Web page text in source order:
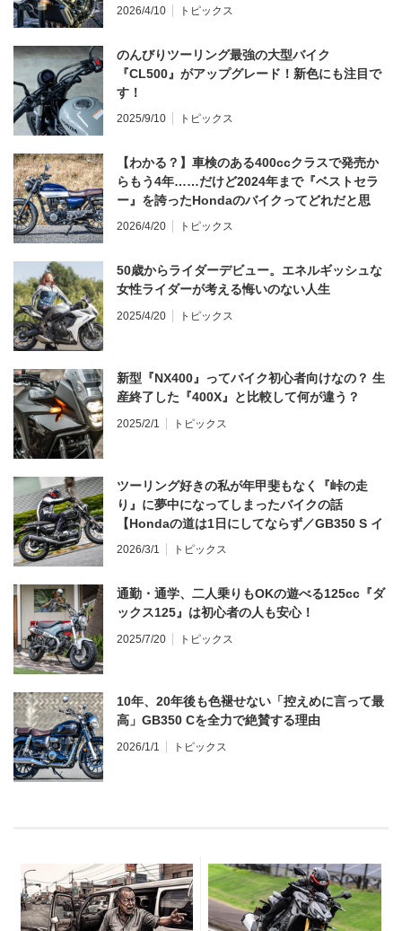
てならず／CB1000F ①第一印象 編】
2026/4/10 トピックス
のんびりツーリング最強の大型バイク
『CL500』がアップグレード！新色にも注目で
す！
2025/9/10 トピックス
【わかる？】車検のある400ccクラスで発売か
らもう4年……だけど2024年まで『ベストセラ
ー』を誇ったHondaのバイクってどれだと思
う？
2026/4/20 トピックス
50歳からライダーデビュー。エネルギッシュな
女性ライダーが考える悔いのない人生
2025/4/20 トピックス
新型『NX400』ってバイク初心者向けなの？ 生
産終了した『400X』と比較して何が違う？
2025/2/1 トピックス
ツーリング好きの私が年甲斐もなく『峠の走
り』に夢中になってしまったバイクの話
【Hondaの道は1日にしてならず／GB350 S イ
ンプレ・レビュー 前編】
2026/3/1 トピックス
通勤・通学、二人乗りもOKの遊べる125cc『ダ
ックス125』は初心者の人も安心！
2025/7/20 トピックス
10年、20年後も色褪せない「控えめに言って最
高」GB350 Cを全力で絶賛する理由
2026/1/1 トピックス